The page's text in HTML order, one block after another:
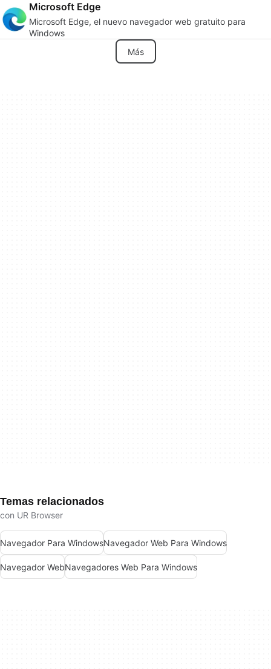
Microsoft Edge
Microsoft Edge, el nuevo navegador web gratuito para
Windows
Más
Temas relacionados
con UR Browser
Navegador Para WindowsNavegador Web Para Windows
Navegador WebNavegadores Web Para Windows